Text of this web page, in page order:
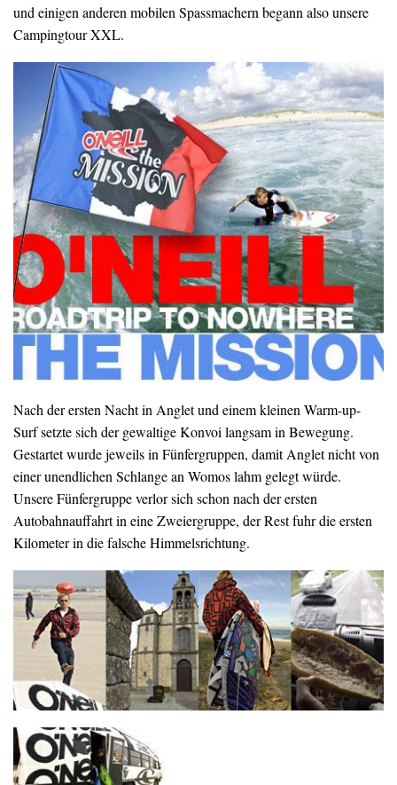
und einigen anderen mobilen Spassmachern begann also unsere
Campingtour XXL.
Nach der ersten Nacht in Anglet und einem kleinen Warm-up-
Surf setzte sich der gewaltige Konvoi langsam in Bewegung.
Gestartet wurde jeweils in Fünfergruppen, damit Anglet nicht von
einer unendlichen Schlange an Womos lahm gelegt würde.
Unsere Fünfergruppe verlor sich schon nach der ersten
Autobahnauffahrt in eine Zweiergruppe, der Rest fuhr die ersten
Kilometer in die falsche Himmelsrichtung.